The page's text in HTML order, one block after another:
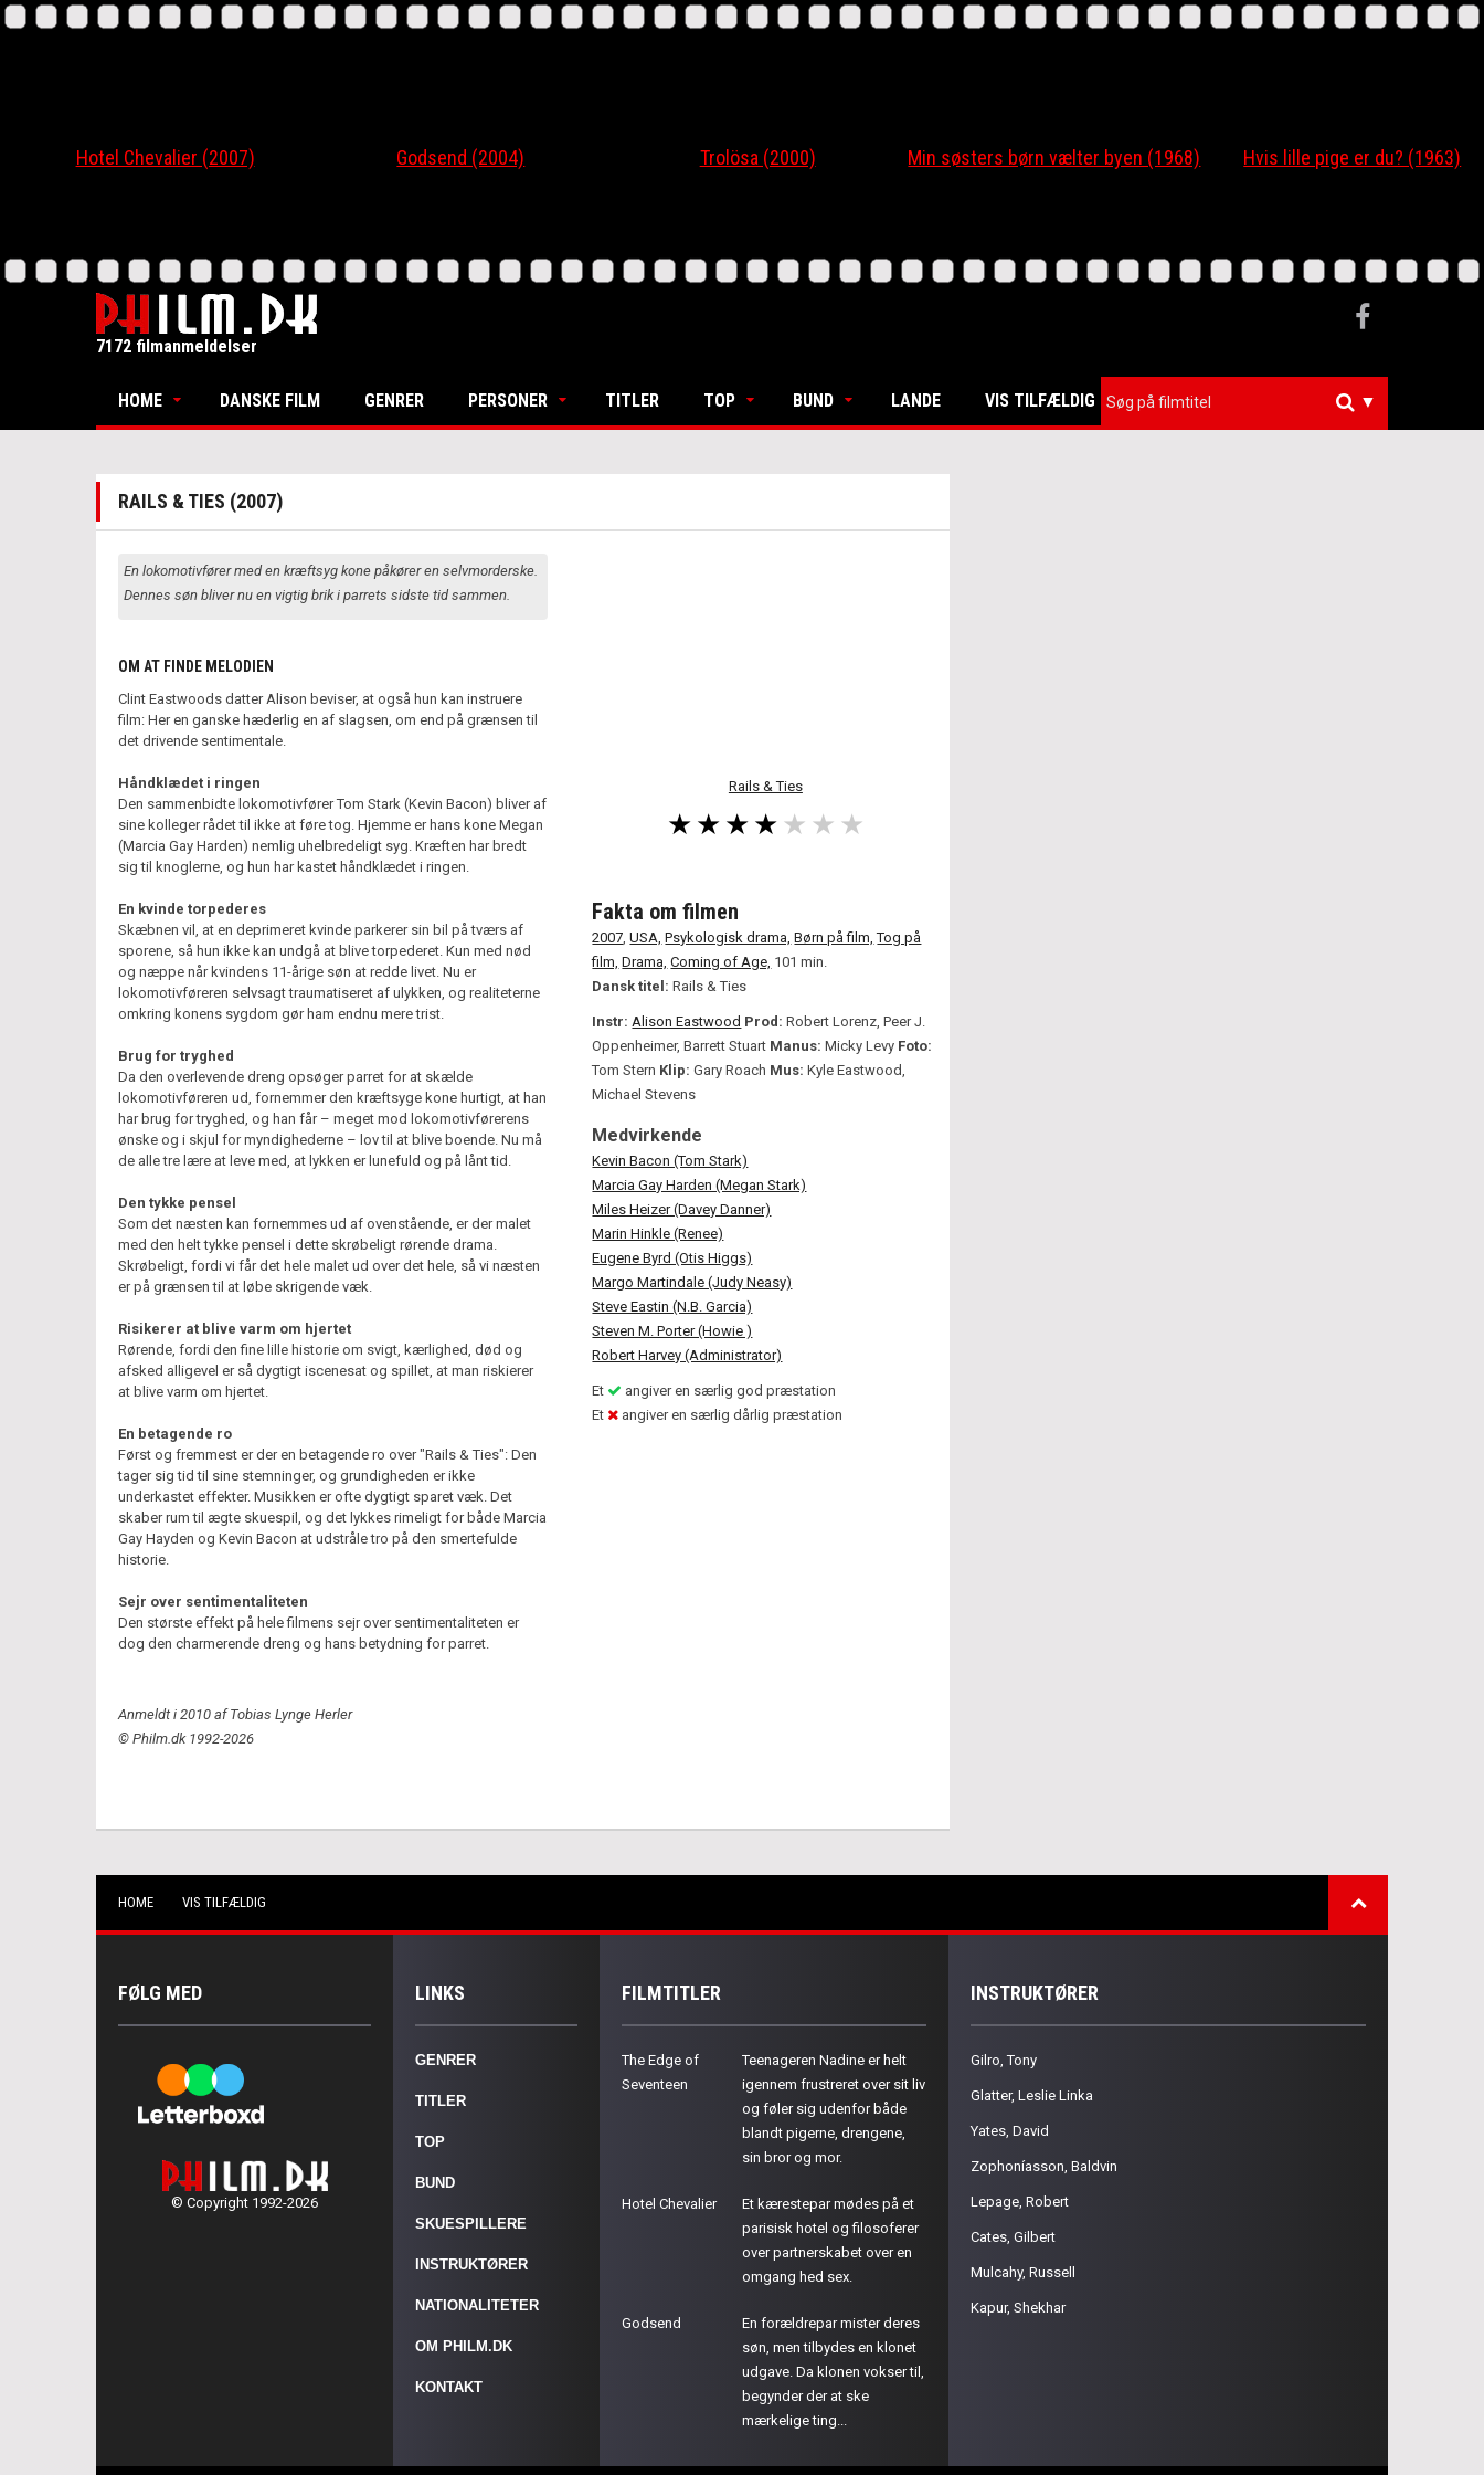
Hotel Chevalier (2007) Godsend (2004) Trolösa (2000) Min søsters børn vælter byen (1968) Hvis lille pige er du? (1963)
7172 filmanmeldelser
HOME DANSKE FILM GENRER PERSONER TITLER TOP BUND LANDE VIS TILFÆLDIG ▼
RAILS & TIES (2007)
Rails & Ties
En lokomotivfører med en kræftsyg kone påkører en selvmorderske.
Dennes søn bliver nu en vigtig brik i parrets sidste tid sammen.
OM AT FINDE MELODIEN
Clint Eastwoods datter Alison beviser, at også hun kan instruere
film: Her en ganske hæderlig en af slagsen, om end på grænsen til
det drivende sentimentale.
Håndklædet i ringen
Den sammenbidte lokomotivfører Tom Stark (Kevin Bacon) bliver af
sine kolleger rådet til ikke at føre tog. Hjemme er hans kone Megan
(Marcia Gay Harden) nemlig uhelbredeligt syg. Kræften har bredt
sig til knoglerne, og hun har kastet håndklædet i ringen.
En kvinde torpederes
Skæbnen vil, at en deprimeret kvinde parkerer sin bil på tværs af
sporene, så hun ikke kan undgå at blive torpederet. Kun med nød
og næppe når kvindens 11-årige søn at redde livet. Nu er
lokomotivføreren selvsagt traumatiseret af ulykken, og realiteterne
omkring konens sygdom gør ham endnu mere trist.
Brug for tryghed
Da den overlevende dreng opsøger parret for at skælde
lokomotivføreren ud, fornemmer den kræftsyge kone hurtigt, at han
har brug for tryghed, og han får – meget mod lokomotivførerens
ønske og i skjul for myndighederne – lov til at blive boende. Nu må
de alle tre lære at leve med, at lykken er lunefuld og på lånt tid.
Den tykke pensel
Som det næsten kan fornemmes ud af ovenstående, er der malet
med den helt tykke pensel i dette skrøbeligt rørende drama.
Skrøbeligt, fordi vi får det hele malet ud over det hele, så vi næsten
er på grænsen til at løbe skrigende væk.
Risikerer at blive varm om hjertet
Rørende, fordi den fine lille historie om svigt, kærlighed, død og
afsked alligevel er så dygtigt iscenesat og spillet, at man riskierer
at blive varm om hjertet.
En betagende ro
Først og fremmest er der en betagende ro over "Rails & Ties": Den
tager sig tid til sine stemninger, og grundigheden er ikke
underkastet effekter. Musikken er ofte dygtigt sparet væk. Det
skaber rum til ægte skuespil, og det lykkes rimeligt for både Marcia
Gay Hayden og Kevin Bacon at udstråle tro på den smertefulde
historie.
Sejr over sentimentaliteten
Den største effekt på hele filmens sejr over sentimentaliteten er
dog den charmerende dreng og hans betydning for parret.
Anmeldt i 2010 af Tobias Lynge Herler
© Philm.dk 1992-2026
Fakta om filmen
2007,USA, Psykologisk drama, Børn på film, Tog på
film, Drama, Coming of Age, 101 min.
Dansk titel:Rails & Ties
Instr: Alison Eastwood Prod: Robert Lorenz, Peer J.
Oppenheimer, Barrett Stuart Manus: Micky Levy Foto:
Tom Stern Klip: Gary Roach Mus: Kyle Eastwood,
Michael Stevens
Medvirkende
Kevin Bacon (Tom Stark)
Marcia Gay Harden (Megan Stark)
Miles Heizer (Davey Danner)
Marin Hinkle (Renee)
Eugene Byrd (Otis Higgs)
Margo Martindale (Judy Neasy)
Steve Eastin (N.B. Garcia)
Steven M. Porter (Howie )
Robert Harvey (Administrator)
Et
angiver en særlig god præstation
Et
angiver en særlig dårlig præstation
HOME VIS TILFÆLDIG
FØLG MED
© Copyright 1992-2026
LINKS
GENRER
TITLER
TOP
BUND
SKUESPILLERE
INSTRUKTØRER
NATIONALITETER
OM PHILM.DK
KONTAKT
FILMTITLER
The Edge of
Seventeen
Teenageren Nadine er helt
igennem frustreret over sit liv
og føler sig udenfor både
blandt pigerne, drengene,
sin bror og mor.
Hotel Chevalier
Et kærestepar mødes på et
parisisk hotel og filosoferer
over partnerskabet over en
omgang hed sex.
Godsend
En forældrepar mister deres
søn, men tilbydes en klonet
udgave. Da klonen vokser til,
begynder der at ske
mærkelige ting...
INSTRUKTØRER
Gilro, Tony
Glatter, Leslie Linka
Yates, David
Zophoníasson, Baldvin
Lepage, Robert
Cates, Gilbert
Mulcahy, Russell
Kapur, Shekhar